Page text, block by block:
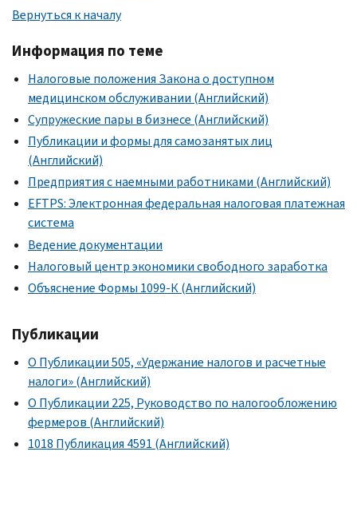
Вернуться к началу
Информация по теме
Налоговые положения Закона о доступном
медицинском обслуживании (Английский)
Супружеские пары в бизнесе (Английский)
Публикации и формы для самозанятых лиц
(Английский)
Предприятия с наемными работниками (Английский)
EFTPS: Электронная федеральная налоговая платежная
система
Ведение документации
Налоговый центр экономики свободного заработка
Объяснение Формы 1099-К (Английский)
Публикации
О Публикации 505, «Удержание налогов и расчетные
налоги» (Английский)
О Публикации 225, Руководство по налогообложению
фермеров (Английский)
1018 Публикация 4591 (Английский)